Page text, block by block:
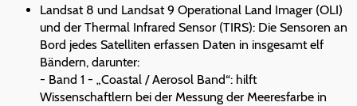
Landsat 8 und Landsat 9 Operational Land Imager (OLI)
und der Thermal Infrared Sensor (TIRS): Die Sensoren an
Bord jedes Satelliten erfassen Daten in insgesamt elf
Bändern, darunter:
- Band 1 - „Coastal / Aerosol Band“: hilft
Wissenschaftlern bei der Messung der Meeresfarbe in